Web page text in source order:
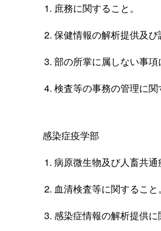
庶務に関すること。
保健情報の解析提供及び
部の所掌に属しない事項
検査等の事務の管理に関
感染症疫学部
病原微生物及び人畜共通
血清検査等に関すること。
感染症情報の解析提供に